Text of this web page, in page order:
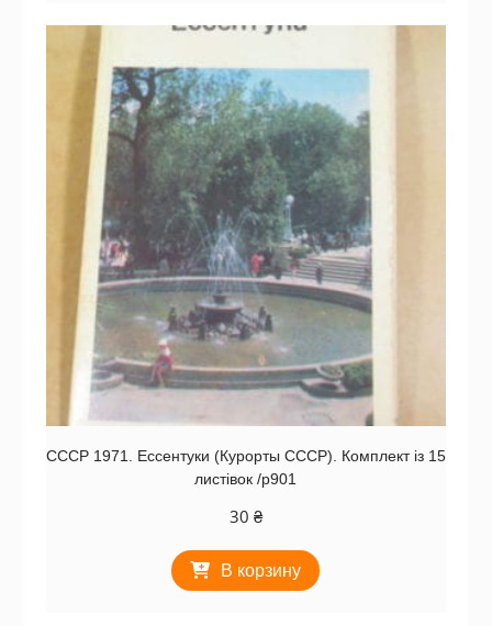
СССР 1971. Ессентуки (Курорты СССР). Комплект із 15
листівок /р901
30 ₴
В корзину